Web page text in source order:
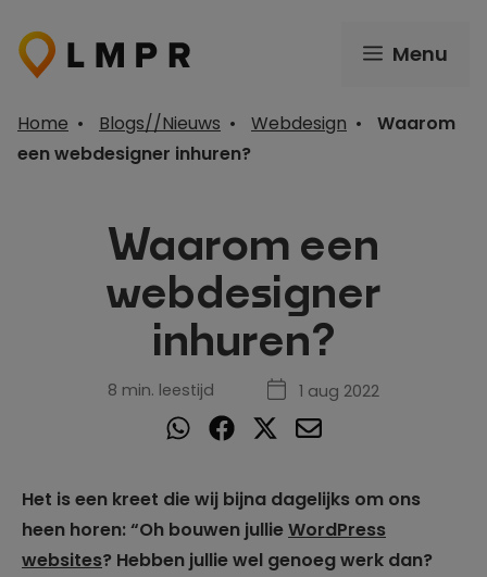
naar
Menu
Home • Blogs//Nieuws • Webdesign •
Waarom
een webdesigner inhuren?
Waarom een
webdesigner
inhuren?
8 min. leestijd 1 aug 2022
Het is een kreet die wij bijna dagelijks om ons
heen horen: “Oh bouwen jullieWordPress
websites? Hebben jullie wel genoeg werk dan?